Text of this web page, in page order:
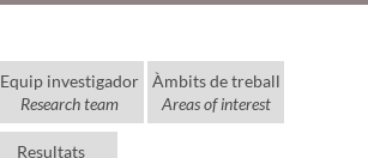
Equip investigador
Research team
Àmbits de treball
Areas of interest
Resultats